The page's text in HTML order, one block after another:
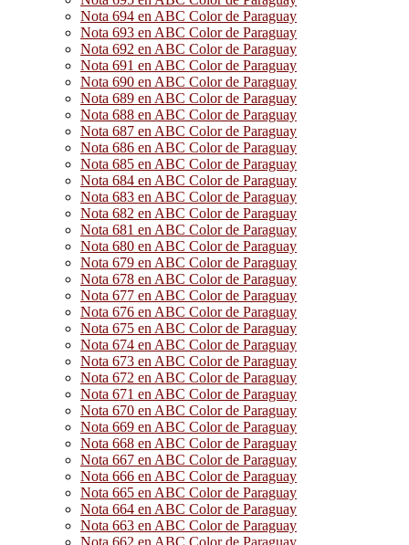
Nota 694 en ABC Color de Paraguay
Nota 693 en ABC Color de Paraguay
Nota 692 en ABC Color de Paraguay
Nota 691 en ABC Color de Paraguay
Nota 690 en ABC Color de Paraguay
Nota 689 en ABC Color de Paraguay
Nota 688 en ABC Color de Paraguay
Nota 687 en ABC Color de Paraguay
Nota 686 en ABC Color de Paraguay
Nota 685 en ABC Color de Paraguay
Nota 684 en ABC Color de Paraguay
Nota 683 en ABC Color de Paraguay
Nota 682 en ABC Color de Paraguay
Nota 681 en ABC Color de Paraguay
Nota 680 en ABC Color de Paraguay
Nota 679 en ABC Color de Paraguay
Nota 678 en ABC Color de Paraguay
Nota 677 en ABC Color de Paraguay
Nota 676 en ABC Color de Paraguay
Nota 675 en ABC Color de Paraguay
Nota 674 en ABC Color de Paraguay
Nota 673 en ABC Color de Paraguay
Nota 672 en ABC Color de Paraguay
Nota 671 en ABC Color de Paraguay
Nota 670 en ABC Color de Paraguay
Nota 669 en ABC Color de Paraguay
Nota 668 en ABC Color de Paraguay
Nota 667 en ABC Color de Paraguay
Nota 666 en ABC Color de Paraguay
Nota 665 en ABC Color de Paraguay
Nota 664 en ABC Color de Paraguay
Nota 663 en ABC Color de Paraguay
Nota 662 en ABC Color de Paraguay